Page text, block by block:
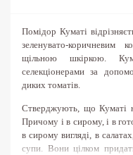
Помідор Куматі
зеленувато-
щільною шкіркою.
селекціонерами за
диких томатів.
Стверджують, що Куматі
Причому і в сирому, і в
в сирому вигляді, в
супи. Вони цілком